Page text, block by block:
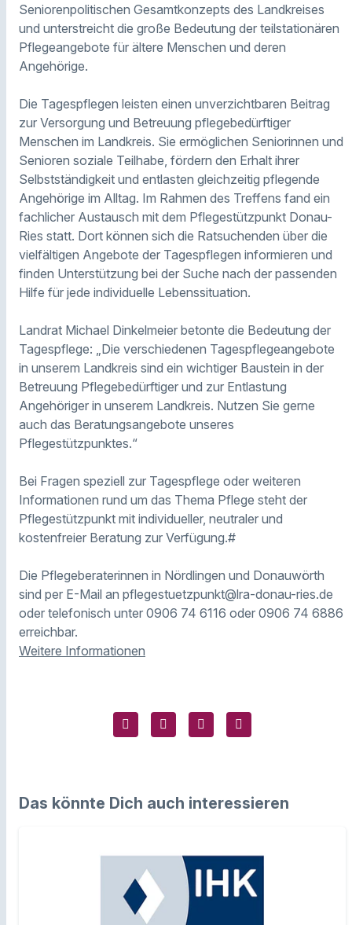
Seniorenpolitischen Gesamtkonzepts des Landkreises
und unterstreicht die große Bedeutung der teilstationären
Pflegeangebote für ältere Menschen und deren
Angehörige.
Die Tagespflegen leisten einen unverzichtbaren Beitrag
zur Versorgung und Betreuung pflegebedürftiger
Menschen im Landkreis. Sie ermöglichen Seniorinnen und
Senioren soziale Teilhabe, fördern den Erhalt ihrer
Selbstständigkeit und entlasten gleichzeitig pflegende
Angehörige im Alltag. Im Rahmen des Treffens fand ein
fachlicher Austausch mit dem Pflegestützpunkt Donau-
Ries statt. Dort können sich die Ratsuchenden über die
vielfältigen Angebote der Tagespflegen informieren und
finden Unterstützung bei der Suche nach der passenden
Hilfe für jede individuelle Lebenssituation.
Landrat Michael Dinkelmeier betonte die Bedeutung der
Tagespflege: „Die verschiedenen Tagespflegeangebote
in unserem Landkreis sind ein wichtiger Baustein in der
Betreuung Pflegebedürftiger und zur Entlastung
Angehöriger in unserem Landkreis. Nutzen Sie gerne
auch das Beratungsangebote unseres
Pflegestützpunktes.“
Bei Fragen speziell zur Tagespflege oder weiteren
Informationen rund um das Thema Pflege steht der
Pflegestützpunkt mit individueller, neutraler und
kostenfreier Beratung zur Verfügung.#
Die Pflegeberaterinnen in Nördlingen und Donauwörth
sind per E-Mail an pflegestuetzpunkt@lra-donau-ries.de
oder telefonisch unter 0906 74 6116 oder 0906 74 6886
erreichbar.
Weitere Informationen
Das könnte Dich auch interessieren